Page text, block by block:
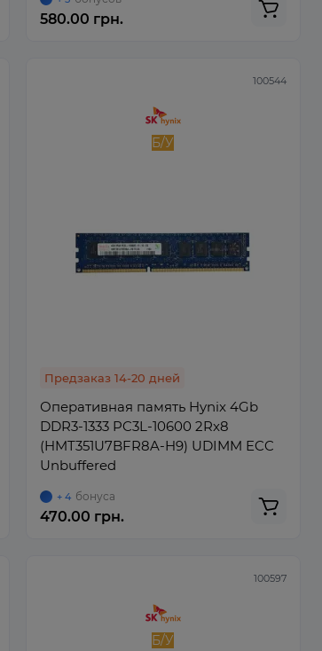
580.00 грн.
100544
Б/У
Предзаказ 14-20 дней
Оперативная память Hynix 4Gb
DDR3-1333 PC3L-10600 2Rx8
(HMT351U7BFR8A-H9) UDIMM ECC
Unbuffered
+ 4 бонуса
470.00 грн.
100597
Б/У